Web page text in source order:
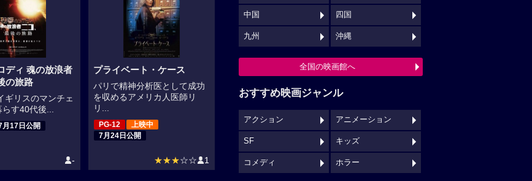
ディ 魂の放浪者
の旅路
ギリスのマンチェ
らす40代後...
月17日公開
-
プライベート・ケース
パリで精神分析医として成功
を収めるアメリカ人医師リ
リ...
PG-12
上映中
7月24日公開
★★★☆☆ 1
中国 四国
九州 沖縄
全国の映画館へ
おすすめ映画ジャンル
アクション アニメーション
SF キッズ
コメディ ホラー